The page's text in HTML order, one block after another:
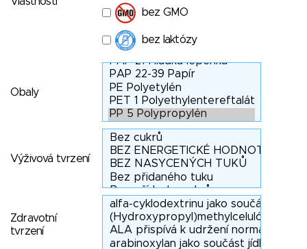
bez GMO
bez laktózy
Obaly
Výživová tvrzení
Zdravotní
tvrzení